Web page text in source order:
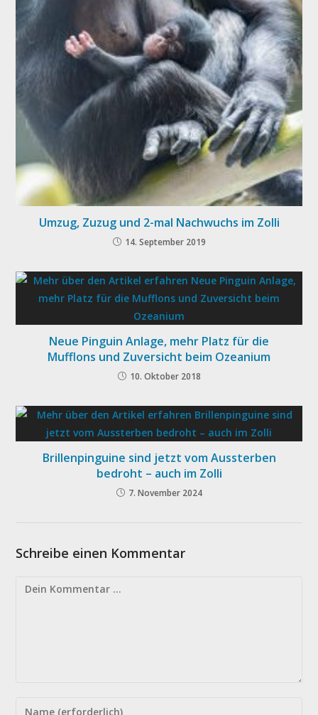
Umzug, Zuzug und 2-mal Nachwuchs im Zolli
14. September 2019
Neue Pinguin Anlage, mehr Platz für die
Mufflons und Zuversicht beim Ozeanium
10. Oktober 2018
Brillenpinguine sind jetzt vom Aussterben
bedroht – auch im Zolli
7. November 2024
Schreibe einen Kommentar
Kommentar
Gib